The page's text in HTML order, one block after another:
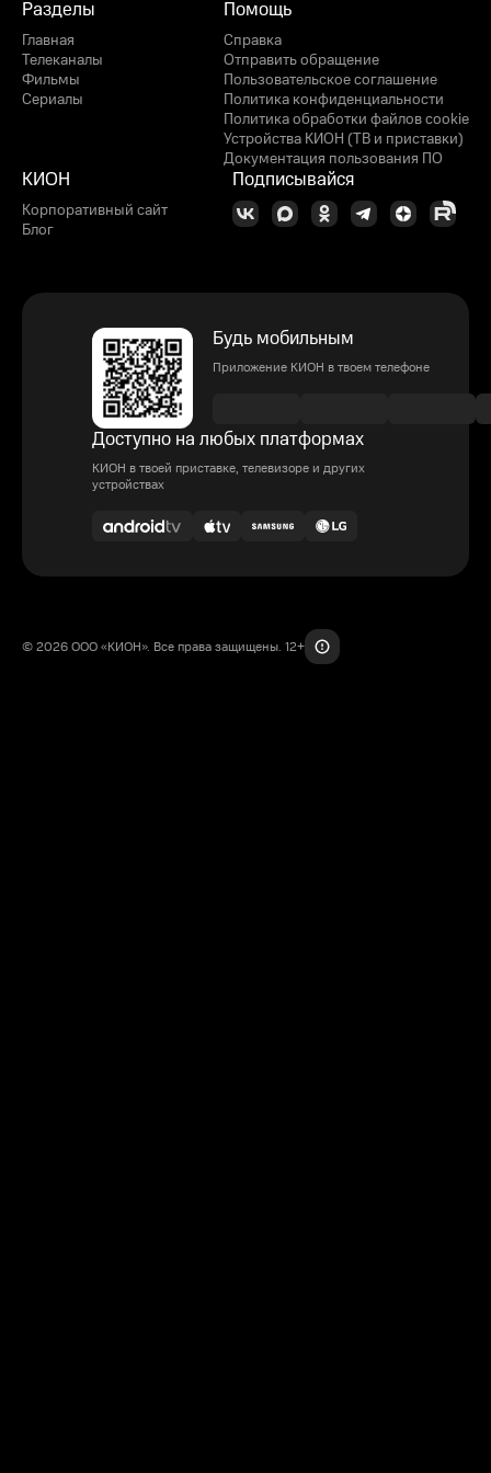
Разделы
Главная
Телеканалы
Фильмы
Сериалы
Помощь
Справка
Отправить обращение
Пользовательское соглашение
Политика конфиденциальности
Политика обработки файлов cookie
Устройства КИОН (ТВ и приставки)
Документация пользования ПО
КИОН
Корпоративный сайт
Блог
Подписывайся
Будь мобильным
Приложение КИОН в твоем телефоне
Доступно на любых платформах
КИОН в твоей приставке, телевизоре и других
устройствах
© 2026 ООО «КИОН». Все права защищены. 12+